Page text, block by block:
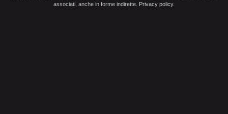
associati, anche in forme indirette. Privacy policy.